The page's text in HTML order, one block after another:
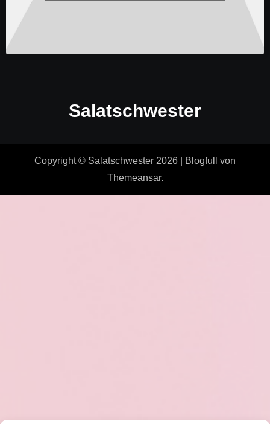
Salatschwester
Copyright © Salatschwester 2026 Blogfull
von
Themeansar.